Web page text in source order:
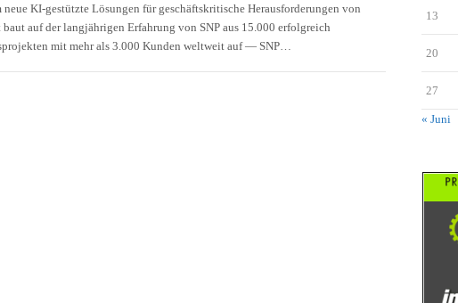
KI-gestützte Lösungen für geschäftskritische Herausforderungen von
auf der langjährigen Erfahrung von SNP aus 15.000 erfolgreich
mit mehr als 3.000 Kunden weltweit auf — SNP…
13
20
27
« Juni